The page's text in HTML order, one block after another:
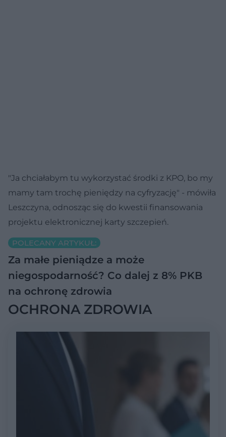
"Ja chciałabym tu wykorzystać środki z KPO, bo my
mamy tam trochę pieniędzy na cyfryzację" - mówiła
Leszczyna, odnosząc się do kwestii finansowania
projektu elektronicznej karty szczepień.
POLECANY ARTYKUŁ:
Za małe pieniądze a może
niegospodarność? Co dalej z 8% PKB
na ochronę zdrowia
OCHRONA ZDROWIA